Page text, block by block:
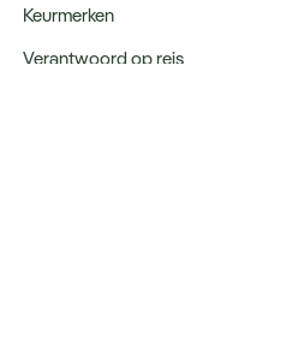
Keurmerken
Verantwoord op reis